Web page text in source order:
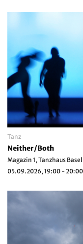
Tanz
Neither/Both
Magazin 1, Tanzhaus
05.09.2026, 19:00 - 20:00